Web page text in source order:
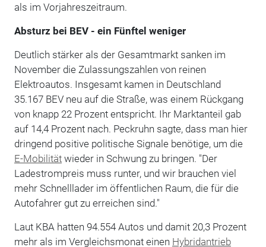
als im Vorjahreszeitraum.
Absturz bei BEV- ein Fünftel weniger
Deutlich stärker als der Gesamtmarkt sanken im
November die Zulassungszahlen von reinen
Elektroautos. Insgesamt kamen in Deutschland
35.167 BEV neu auf die Straße, was einem Rückgang
von knapp 22 Prozent entspricht. Ihr Marktanteil gab
auf 14,4 Prozent nach. Peckruhn sagte, dass man hier
dringend positive politische Signale benötige, um die
E-Mobilitätwieder in Schwung zu bringen. "Der
Ladestrompreis muss runter, und wir brauchen viel
mehr Schnelllader im öffentlichen Raum, die für die
Autofahrer gut zu erreichen sind."
Laut KBA hatten 94.554 Autos und damit 20,3 Prozent
mehr als im Vergleichsmonat einen Hybridantrieb